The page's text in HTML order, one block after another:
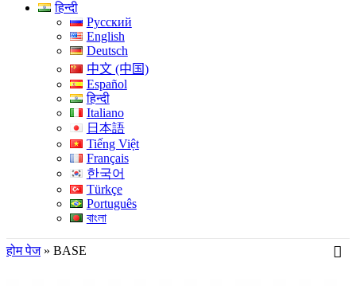
हिन्दी
Русский
English
Deutsch
中文 (中国)
Español
हिन्दी
Italiano
日本語
Tiếng Việt
Français
한국어
Türkçe
Português
বাংলা
होम पेज» BASE